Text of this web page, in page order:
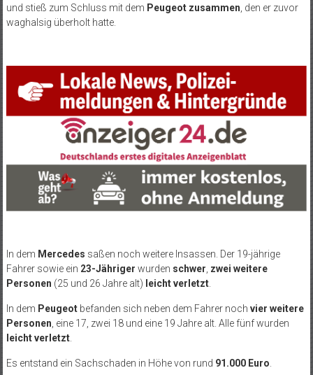
und stieß zum Schluss mit dem Peugeot zusammen, den er zuvor
waghalsig überholt hatte.
In dem Mercedes saßen noch weitere Insassen. Der 19-jährige
Fahrer sowie ein 23-Jähriger wurden schwer, zwei weitere
Personen (25 und 26 Jahre alt) leicht verletzt.
In dem Peugeotbefanden sich neben dem Fahrer noch vier weitere
Personen, eine 17, zwei 18 und eine 19 Jahre alt. Alle fünf wurden
leicht verletzt.
Es entstand ein Sachschaden in Höhe von rund 91.000 Euro.